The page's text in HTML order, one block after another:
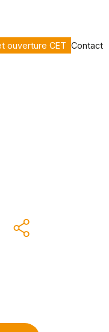
ouverture CET Contact